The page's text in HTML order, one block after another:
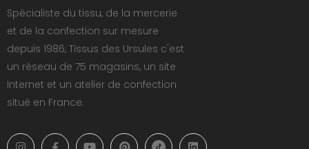
Spécialiste du tissu, de la mercerie
et de la confection sur mesure
depuis 1986, Tissus des Ursules c'est
un réseau de 75 magasins, un site
Internet et un atelier de confection
situé en France.